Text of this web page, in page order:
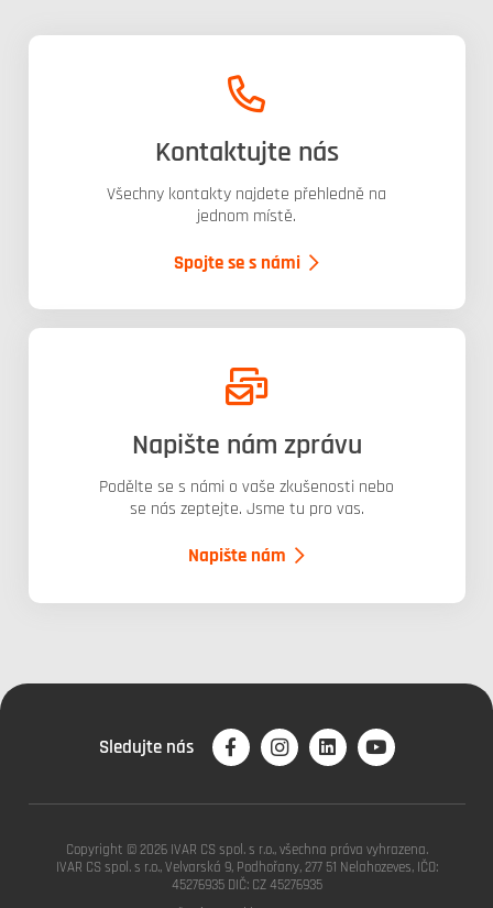
Kontaktujte nás
Všechny kontakty najdete přehledně na
jednom místě.
Spojte se s námi
Napište nám zprávu
Podělte se s námi o vaše zkušenosti nebo
se nás zeptejte. Jsme tu pro vas.
Napište nám
Sledujte nás
Copyright © 2026 IVAR CS spol. s r.o., všechna práva vyhrazena.
IVAR CS spol. s r.o., Velvarská 9, Podhořany, 277 51 Nelahozeves, IČO:
45276935 DIČ: CZ 45276935